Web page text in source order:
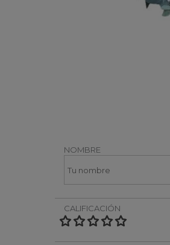
NOMBRE
CALIFICACIÓN